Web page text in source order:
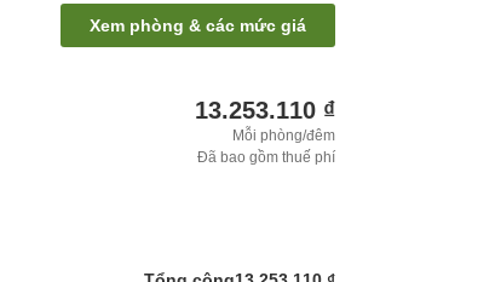
Xem phòng & các mức giá
13.253.110 ₫
Mỗi phòng/đêm
Đã bao gồm thuế phí